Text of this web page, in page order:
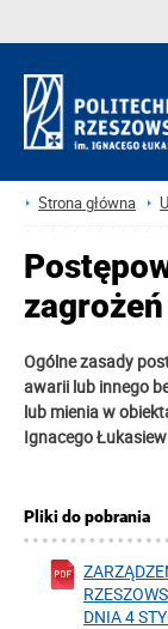
Strona główna
zagrożeń
Ogólne zasady
awarii lub innego
lub mienia w
Ignacego
Pliki do pobrania
DNIA 4